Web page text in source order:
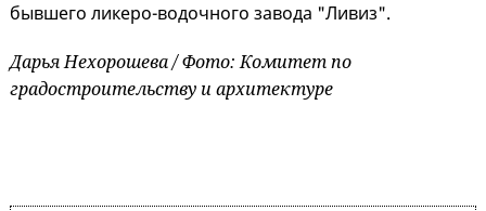
бывшего ликеро-водочного завода "Ливиз".
Дарья Нехорошева / Фото: Комитет по
градостроительству и архитектуре